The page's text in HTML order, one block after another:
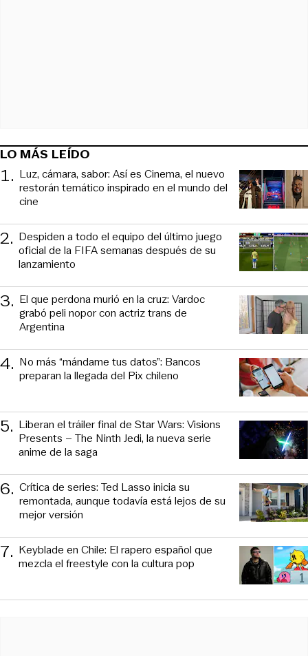
LO MÁS LEÍDO
1. Luz, cámara, sabor: Así es Cinema, el nuevo
restorán temático inspirado en el mundo del
cine
2. Despiden a todo el equipo del último juego
oficial de la FIFA semanas después de su
lanzamiento
3. El que perdona murió en la cruz: Vardoc
grabó peli nopor con actriz trans de
Argentina
4. No más “mándame tus datos”: Bancos
preparan la llegada del Pix chileno
5. Liberan el tráiler final de Star Wars: Visions
Presents – The Ninth Jedi, la nueva serie
anime de la saga
6. Crítica de series: Ted Lasso inicia su
remontada, aunque todavía está lejos de su
mejor versión
7. Keyblade en Chile: El rapero español que
mezcla el freestyle con la cultura pop